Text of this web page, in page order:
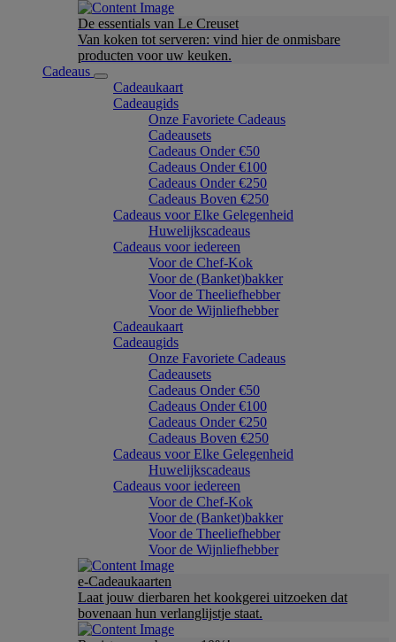
De essentials van Le Creuset
Van koken tot serveren: vind hier de onmisbare
producten voor uw keuken.
Cadeaus
Cadeaukaart
Cadeaugids
Onze Favoriete Cadeaus
Cadeausets
Cadeaus Onder €50
Cadeaus Onder €100
Cadeaus Onder €250
Cadeaus Boven €250
Cadeaus voor Elke Gelegenheid
Huwelijkscadeaus
Cadeaus voor iedereen
Voor de Chef-Kok
Voor de (Banket)bakker
Voor de Theeliefhebber
Voor de Wijnliefhebber
Cadeaukaart
Cadeaugids
Onze Favoriete Cadeaus
Cadeausets
Cadeaus Onder €50
Cadeaus Onder €100
Cadeaus Onder €250
Cadeaus Boven €250
Cadeaus voor Elke Gelegenheid
Huwelijkscadeaus
Cadeaus voor iedereen
Voor de Chef-Kok
Voor de (Banket)bakker
Voor de Theeliefhebber
Voor de Wijnliefhebber
e-Cadeaukaarten
Laat jouw dierbaren het kookgerei uitzoeken dat
bovenaan hun verlanglijstje staat.